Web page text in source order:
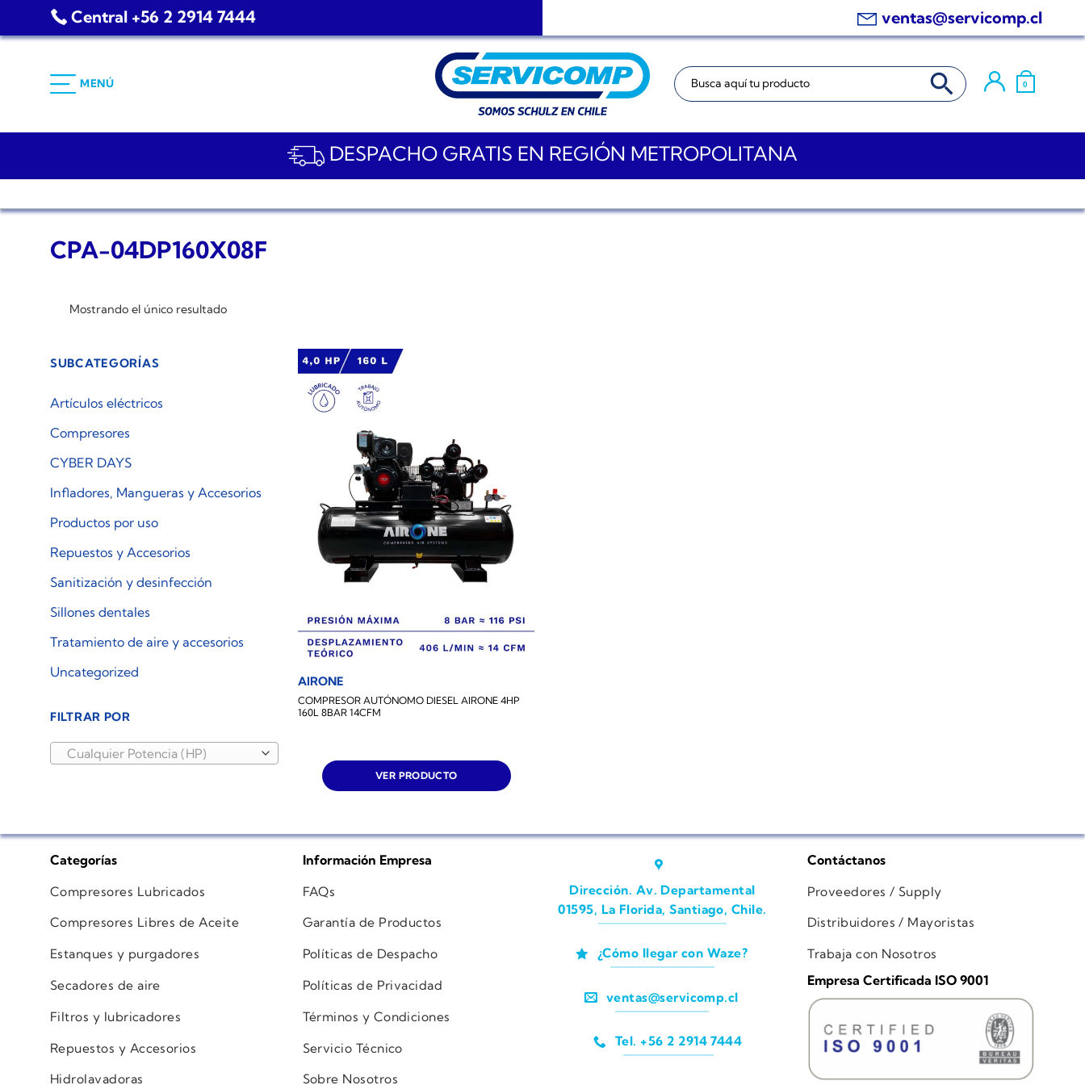
Central +56 2 2914 7444 ventas@servicomp.cl
MENÚ
Buscar: BOTÓN DE BÚSQUEDA
0
DESPACHO GRATIS EN REGIÓN METROPOLITANA
CPA-04DP160X08F
Mostrando el único resultado
SUBCATEGORÍAS
Artículos eléctricos
Compresores
CYBER DAYS
Infladores, Mangueras y Accesorios
Productos por uso
Repuestos y Accesorios
Sanitización y desinfección
Sillones dentales
Tratamiento de aire y accesorios
Uncategorized
FILTRAR POR
Cualquier Potencia (HP)
AIRONE
COMPRESOR AUTÓNOMO DIESEL AIRONE 4HP
160L 8BAR 14CFM
VER PRODUCTO
Categorías
Compresores Lubricados
Compresores Libres de Aceite
Estanques y purgadores
Secadores de aire
Filtros y lubricadores
Repuestos y Accesorios
Hidrolavadoras
Información Empresa
FAQs
Garantía de Productos
Políticas de Despacho
Políticas de Privacidad
Términos y Condiciones
Servicio Técnico
Sobre Nosotros
Dirección. Av. Departamental
01595, La Florida, Santiago, Chile.
¿Cómo llegar con Waze?
ventas@servicomp.cl
Tel. +56 2 2914 7444
Contáctanos
Proveedores / Supply
Distribuidores / Mayoristas
Trabaja con Nosotros
Empresa Certificada ISO 9001